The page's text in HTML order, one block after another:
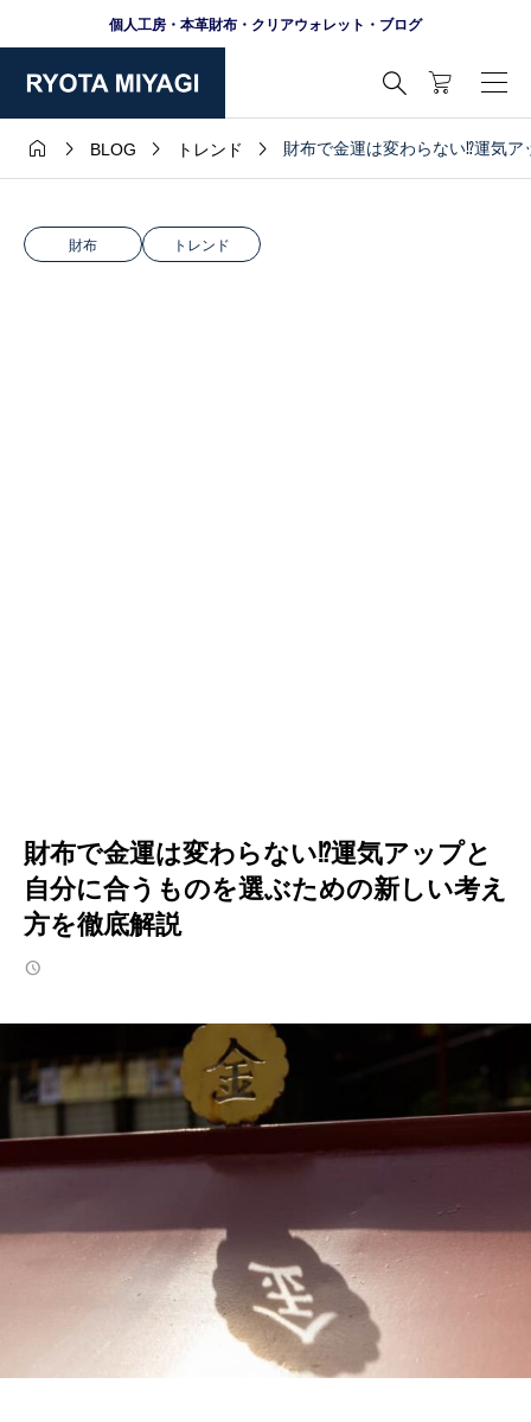
個人工房・本革財布・クリアウォレット・ブログ

  BLOG  トレンド  財布で金運は変わらない⁉︎運気
財布 トレンド
財布で金運は変わらない⁉︎運気アップと
自分に合うものを選ぶための新しい考え
方を徹底解説